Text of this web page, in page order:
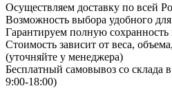
Осуществляем доставку по всей
Возможность выбора удобного
Гарантируем полную сохранность
Стоимость зависит от веса,
(уточняйте у менеджера)
Бесплатный самовывоз со
9:00-18:00)